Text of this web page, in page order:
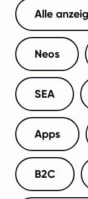
Alle
Neos
SEA
Apps
B2C